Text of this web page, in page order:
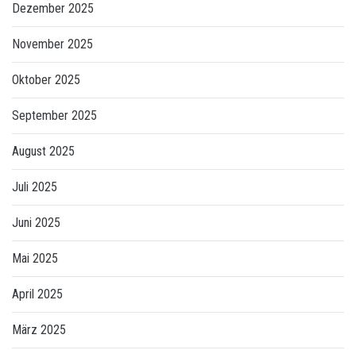
Dezember 2025
November 2025
Oktober 2025
September 2025
August 2025
Juli 2025
Juni 2025
Mai 2025
April 2025
März 2025